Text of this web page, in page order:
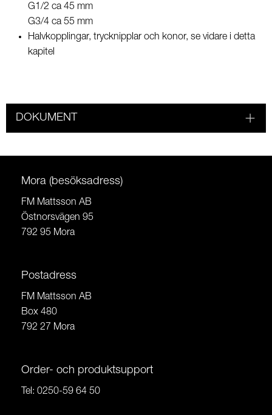
G1/2 ca 45 mm
G3/4 ca 55 mm
Halvkopplingar, trycknipplar och konor, se vidare i detta
kapitel
DOKUMENT
Mora (besöksadress)
FM Mattsson AB
Östnorsvägen 95
792 95 Mora
Postadress
FM Mattsson AB
Box 480
792 27 Mora
Order- och produktsupport
Tel: 0250-59 64 50